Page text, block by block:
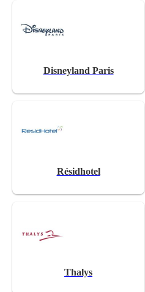
Disneyland Paris
Résidhotel
Thalys